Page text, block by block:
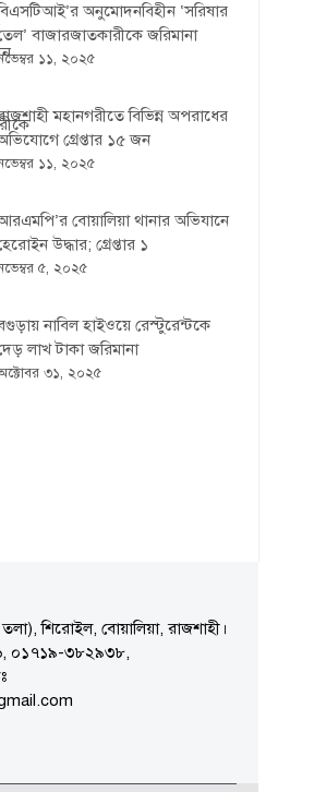
অনুমোদনবিহীন ‘সরিষার
বাজারজাতকারীকে জরিমানা
১১, ২০২৫
মহানগরীতে বিভিন্ন অপরাধের
গ্রেপ্তার ১৫ জন
১১, ২০২৫
বোয়ালিয়া থানার অভিযানে
উদ্ধার; গ্রেপ্তার ১
৫, ২০২৫
নাবিল হাইওয়ে রেস্টুরেন্টকে
লাখ টাকা জরিমানা
৩১, ২০২৫
তলা), শিরোইল, বোয়ালিয়া, রাজশাহী।
০১৭১৯-৩৮২৯৩৮,